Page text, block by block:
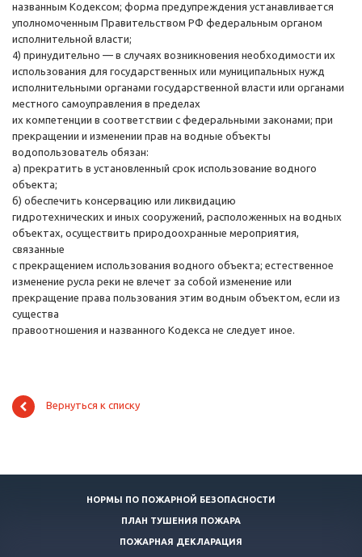
названным Кодексом; форма предупреждения устанавливается
уполномоченным Правительством РФ федеральным органом
исполнительной власти;
4) принудительно — в случаях возникновения необходимости их
использования для государственных или муниципальных нужд
исполнительными органами государственной власти или органами
местного самоуправления в пределах
их компетенции в соответствии с федеральными законами; при
прекращении и изменении прав на водные объекты
водопользователь обязан:
а) прекратить в установленный срок использование водного
объекта;
б) обеспечить консервацию или ликвидацию
гидротехнических и иных сооружений, расположенных на водных
объектах, осуществить природоохранные мероприятия,
связанные
с прекращением использования водного объекта; естественное
изменение русла реки не влечет за собой изменение или
прекращение права пользования этим водным объектом, если из
существа
правоотношения и названного Кодекса не следует иное.
Вернуться к списку
НОРМЫ ПО ПОЖАРНОЙ БЕЗОПАСНОСТИ
ПЛАН ТУШЕНИЯ ПОЖАРА
ПОЖАРНАЯ ДЕКЛАРАЦИЯ